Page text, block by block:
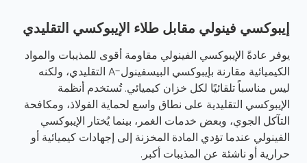
إيبوكسي فينولي مقابل طلاء الإيبوكسي التقليدي
يوفر عادةً الإيبوكسي الفينولي مقاومة أقوى للمذيبات والمواد
الكيميائية مقارنة بإيبوكسي البيسفينول-A التقليدي، ولكنه
ليس مناسباً تلقائيًا لكل خزان كيميائي. تُستخدم أنظمة
الإيبوكسي التقليدية على نطاق واسع لحماية الفولاذ، ومكافحة
التآكل الجوي، وبعض خدمات الغمر، بينما يُختار الإيبوكسي
الفينولي عندما تؤدي المادة المخزنة إلى إجهادات كيميائية أو
حرارية أو ناشئة عن المذيبات أكبر.